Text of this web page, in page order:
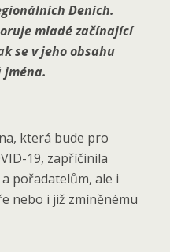
Deních.
mladé začínající
se v jeho obsahu
jména.
která bude pro
19, zapříčinila
pořadatelům, ale i
nebo i již zmíněnému